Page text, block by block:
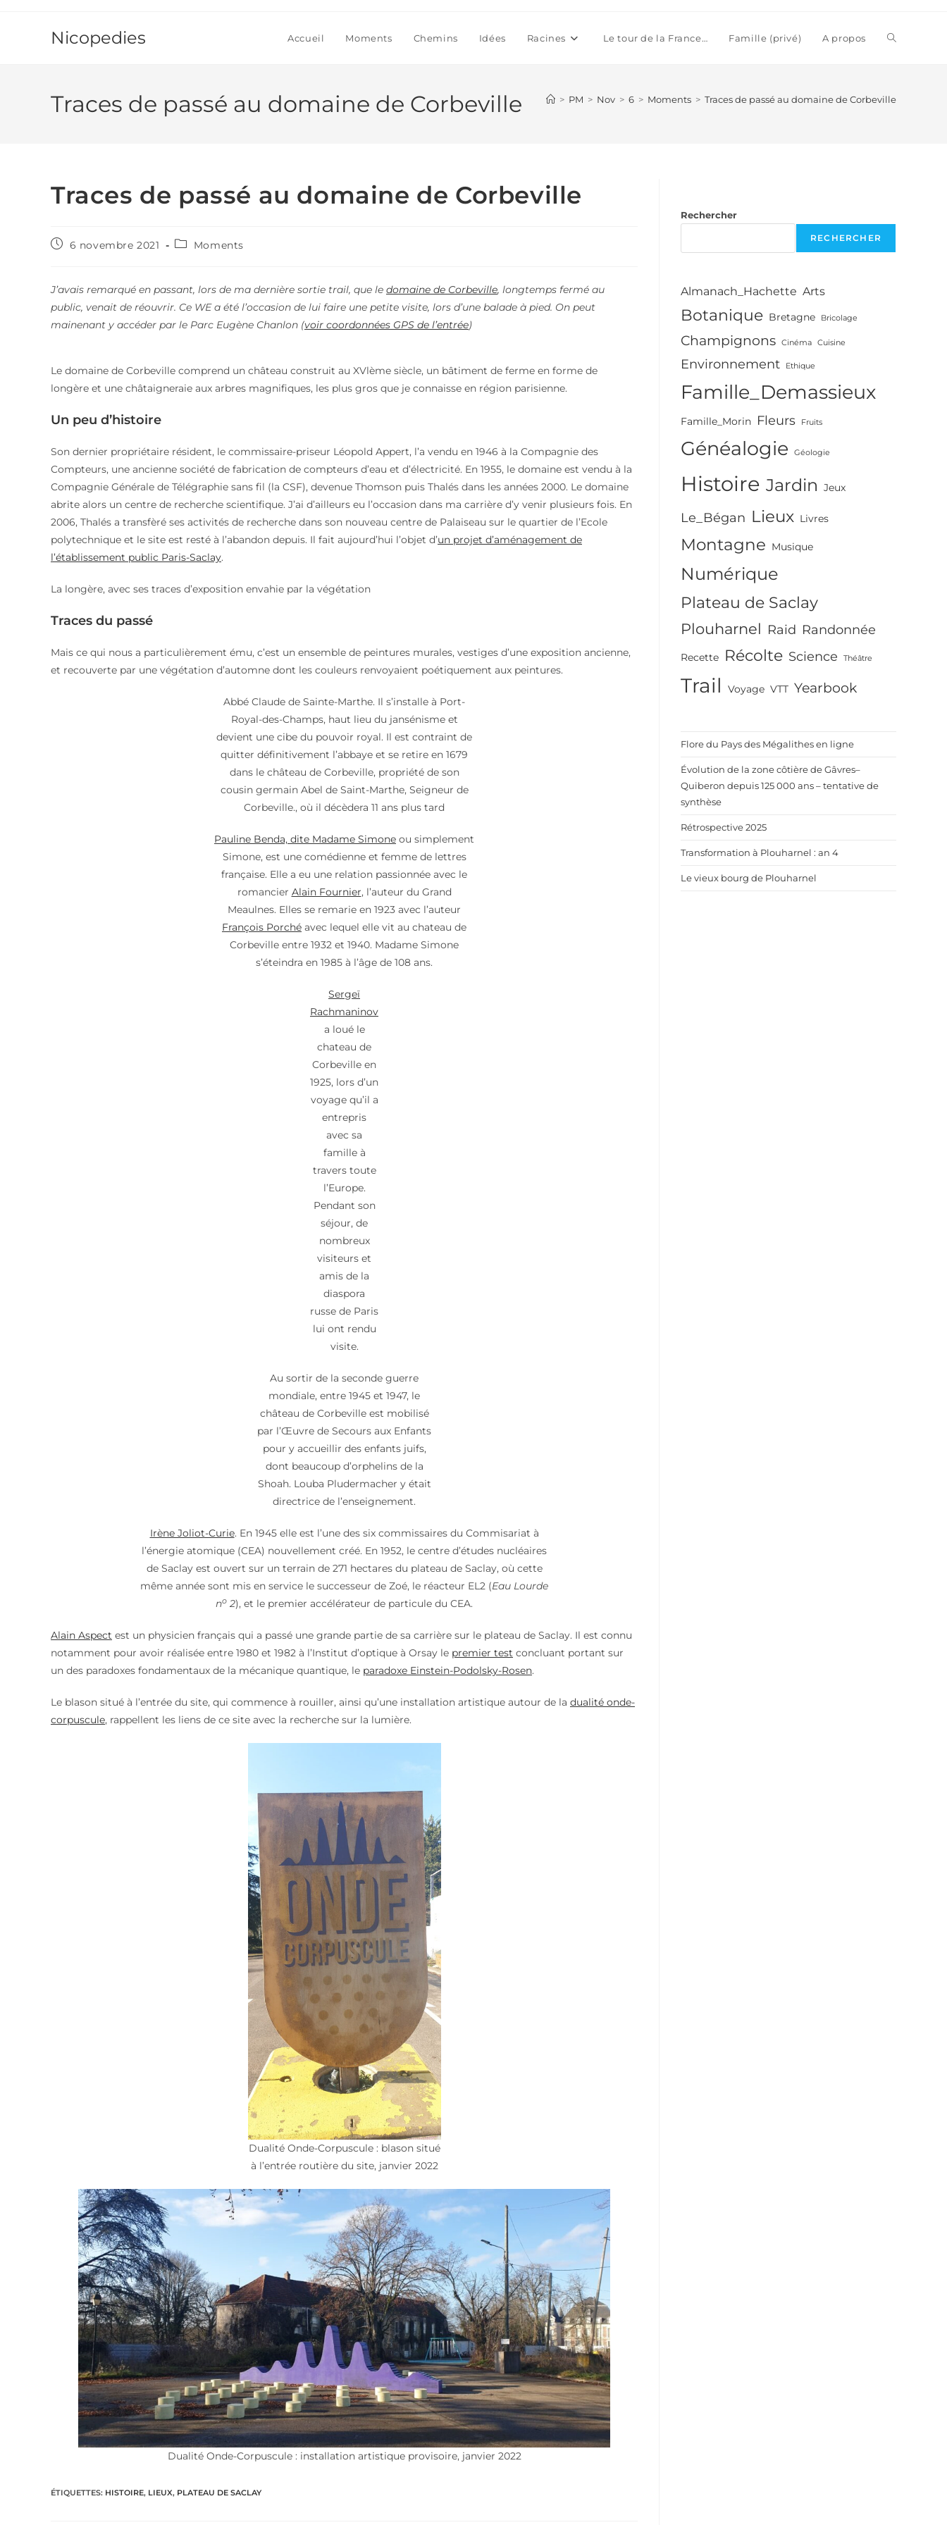
Nicopedies Accueil Moments Chemins Idées Racines Le tour de la France… Famille (privé) A propos Toggle
Traces de passé au domaine de Corbeville > PM > Nov > 6 > Moments > Traces de passé au domaine de Corbeville
Traces de passé au domaine de Corbeville
Publication
6 novembre 2021
PostMoments
J’avais remarqué en passant, lors de ma dernière sortie trail, que le domaine de Corbeville, longtemps fermé au
public, venait de réouvrir. Ce WE a été l’occasion de lui faire une petite visite, lors d’une balade à pied. On peut
mainenant y accéder par le Parc Eugène Chanlon (voir coordonnées GPS de l’entrée)
Le domaine de Corbeville comprend un château construit au XVlème siècle, un bâtiment de ferme en forme de
longère et une châtaigneraie aux arbres magnifiques, les plus gros que je connaisse en région parisienne.
Un peu d’histoire
Son dernier propriétaire résident, le commissaire-priseur Léopold Appert, l’a vendu en 1946 à la Compagnie des
Compteurs, une ancienne société de fabrication de compteurs d’eau et d’électricité. En 1955, le domaine est vendu à la
Compagnie Générale de Télégraphie sans fil (la CSF), devenue Thomson puis Thalés dans les années 2000. Le domaine
abrite alors un centre de recherche scientifique. J’ai d’ailleurs eu l’occasion dans ma carrière d’y venir plusieurs fois. En
2006, Thalés a transfèré ses activités de recherche dans son nouveau centre de Palaiseau sur le quartier de l’Ecole
polytechnique et le site est resté à l’abandon depuis. Il fait aujourd’hui l’objet d’un projet d’aménagement de
l’établissement public Paris-Saclay.
La longère, avec ses traces d’exposition envahie par la végétation
Traces du passé
Mais ce qui nous a particulièrement ému, c’est un ensemble de peintures murales, vestiges d’une exposition ancienne,
et recouverte par une végétation d’automne dont les couleurs renvoyaient poétiquement aux peintures.
Abbé Claude de Sainte-Marthe. Il s’installe à Port-
Royal-des-Champs, haut lieu du jansénisme et
devient une cibe du pouvoir royal. Il est contraint de
quitter définitivement l’abbaye et se retire en 1679
dans le château de Corbeville, propriété de son
cousin germain Abel de Saint-Marthe, Seigneur de
Corbeville., où il décèdera 11 ans plus tard
Pauline Benda, dite Madame Simone ou simplement
Simone, est une comédienne et femme de lettres
française. Elle a eu une relation passionnée avec le
romancier Alain Fournier, l’auteur du Grand
Meaulnes. Elles se remarie en 1923 avec l’auteur
François Porché avec lequel elle vit au chateau de
Corbeville entre 1932 et 1940. Madame Simone
s’éteindra en 1985 à l’âge de 108 ans.
Sergeï
Rachmaninov
a loué le
chateau de
Corbeville en
1925, lors d’un
voyage qu’il a
entrepris
avec sa
famille à
travers toute
l’Europe.
Pendant son
séjour, de
nombreux
visiteurs et
amis de la
diaspora
russe de Paris
lui ont rendu
visite.
Au sortir de la seconde guerre
mondiale, entre 1945 et 1947, le
château de Corbeville est mobilisé
par l’Œuvre de Secours aux Enfants
pour y accueillir des enfants juifs,
dont beaucoup d’orphelins de la
Shoah. Louba Pludermacher y était
directrice de l’enseignement.
Irène Joliot-Curie. En 1945 elle est l’une des six commissaires du Commisariat à
l’énergie atomique (CEA) nouvellement créé. En 1952, le centre d’études nucléaires
de Saclay est ouvert sur un terrain de 271 hectares du plateau de Saclay, où cette
même année sont mis en service le successeur de Zoé, le réacteur EL2 (Eau Lourde
no 2), et le premier accélérateur de particule du CEA.
Alain Aspect est un physicien français qui a passé une grande partie de sa carrière sur le plateau de Saclay. Il est connu
notamment pour avoir réalisée entre 1980 et 1982 à l’Institut d’optique à Orsay le premier test concluant portant sur
un des paradoxes fondamentaux de la mécanique quantique, le paradoxe Einstein-Podolsky-Rosen.
Le blason situé à l’entrée du site, qui commence à rouiller, ainsi qu’une installation artistique autour de la dualité onde-
corpuscule, rappellent les liens de ce site avec la recherche sur la lumière.
Dualité Onde-Corpuscule : blason situé
à l’entrée routière du site, janvier 2022
Dualité Onde-Corpuscule : installation artistique provisoire, janvier 2022
ÉTIQUETTES: HISTOIRE, LIEUX, PLATEAU DE SACLAY
Rechercher
RECHERCHER
Almanach_Hachette Arts
Botanique Bretagne Bricolage
Champignons Cinéma Cuisine
Environnement Ethique
Famille_Demassieux
Famille_Morin Fleurs Fruits
Généalogie Géologie
Histoire Jardin Jeux
Le_Bégan Lieux Livres
Montagne Musique
Numérique
Plateau de Saclay
Plouharnel Raid Randonnée
Recette Récolte Science Théâtre
Trail Voyage VTT Yearbook
Flore du Pays des Mégalithes en ligne
Évolution de la zone côtière de Gâvres–
Quiberon depuis 125 000 ans – tentative de
synthèse
Rétrospective 2025
Transformation à Plouharnel : an 4
Le vieux bourg de Plouharnel